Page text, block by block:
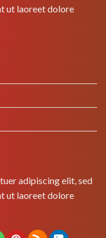
ut laoreet dolore
adipiscing elit, sed
ut laoreet dolore